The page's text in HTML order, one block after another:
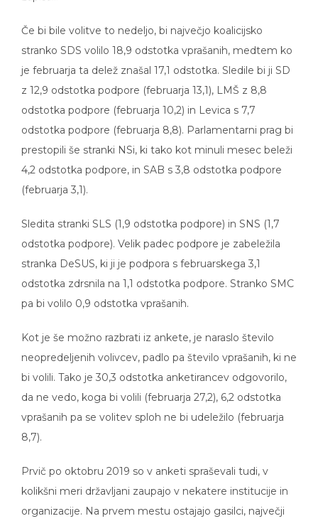
stranko SDS volilo 18,9 odstotka vprašanih, medtem ko
je februarja ta delež znašal 17,1 odstotka. Sledile bi ji SD
z 12,9 odstotka podpore (februarja 13,1), LMŠ z 8,8
odstotka podpore (februarja 10,2) in Levica s 7,7
odstotka podpore (februarja 8,8). Parlamentarni prag bi
prestopili še stranki NSi, ki tako kot minuli mesec beleži
4,2 odstotka podpore, in SAB s 3,8 odstotka podpore
(februarja 3,1).
odstotka podpore). Velik padec podpore je zabeležila
stranka DeSUS, ki ji je podpora s februarskega 3,1
odstotka zdrsnila na 1,1 odstotka podpore. Stranko SMC
pa bi volilo 0,9 odstotka vprašanih.
neopredeljenih volivcev, padlo pa število vprašanih, ki ne
bi volili. Tako je 30,3 odstotka anketirancev odgovorilo,
da ne vedo, koga bi volili (februarja 27,2), 6,2 odstotka
vprašanih pa se volitev sploh ne bi udeležilo (februarja
8,7).
kolikšni meri državljani zaupajo v nekatere institucije in
organizacije. Na prvem mestu ostajajo gasilci, največji